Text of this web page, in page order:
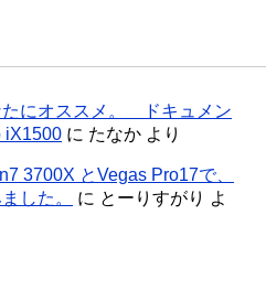
たにオススメ。 ドキュメン
iX1500 に たなか より
3700X とVegas Pro17で、
した。
に とーりすがり よ